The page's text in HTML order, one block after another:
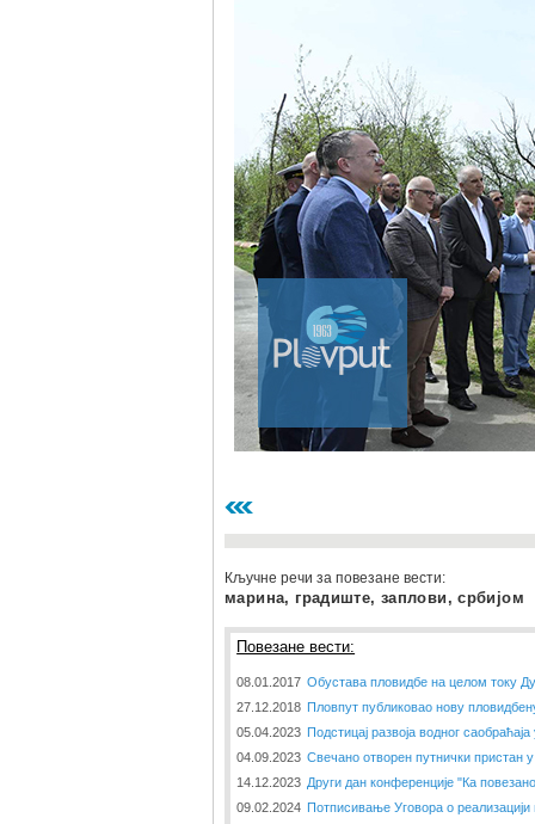
Кључне речи за повезане вести:
марина, градиште, заплови, србијом
Повезане вести:
08.01.2017 Обустава пловидбе на целом току
27.12.2018 Пловпут публиковао нову
05.04.2023 Подстицај развоја водног
04.09.2023 Свечано отворен путнички пристан
14.12.2023 Други дан конференције "Ка
09.02.2024 Потписивање Уговора о